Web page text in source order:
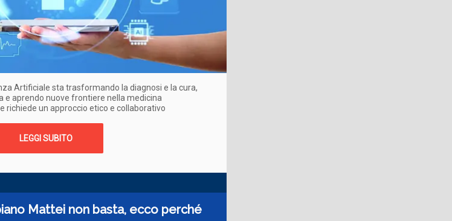
Artificiale sta trasformando la diagnosi e la cura,
e aprendo nuove frontiere nella medicina
richiede un approccio etico e collaborativo
LEGGI SUBITO
Mattei non basta, ecco perché